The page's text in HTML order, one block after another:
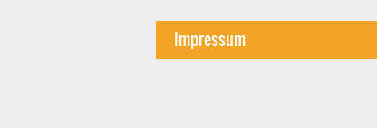
Impressum